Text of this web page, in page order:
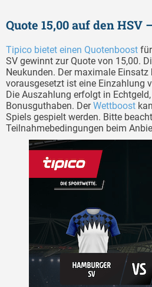
Quote 15,00 auf den HSV
Tipico bietet einen Quotenboost
SV gewinnt zur Quote von 15,00.
Neukunden. Der maximale Einsatz
vorausgesetzt ist eine Einzahlung
Die Auszahlung erfolgt in
Bonusguthaben. DerWettboost
Spiels gespielt werden. Bitte
Teilnahmebedingungen beim